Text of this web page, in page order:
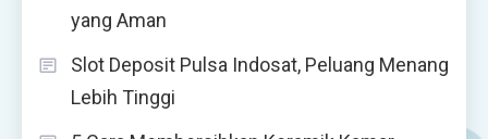
yang Aman
Slot Deposit Pulsa Indosat, Peluang Menang
Lebih Tinggi